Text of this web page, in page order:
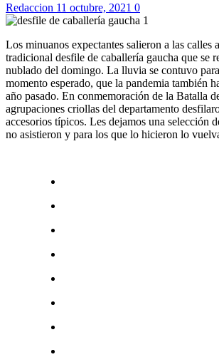
Redaccion 11 octubre, 2021 0
Los minuanos expectantes salieron a las calles
tradicional desfile de caballería gaucha que se
nublado del domingo. La lluvia se contuvo
momento esperado, que la pandemia también
año pasado. En conmemoración de la Batalla
agrupaciones criollas del departamento
accesorios típicos. Les dejamos una selección
no asistieron y para los que lo hicieron lo